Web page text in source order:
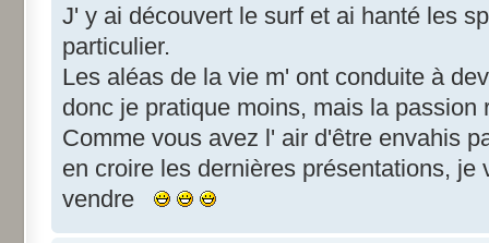
J' y ai découvert le surf et ai hanté les
particulier.
Les aléas de la vie m' ont conduite à
donc je pratique moins, mais la passion
Comme vous avez l' air d'être envahis
en croire les dernières présentations, je
vendre